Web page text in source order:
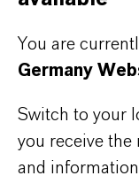
DARUM
Als führendes
You are
Germany
Switch to your
you receive the
and